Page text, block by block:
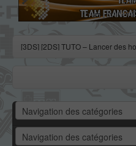
[3DS] [2DS] TUTO – Lancer des
[3DS] [2DS] TUTO - Utiliser
[3DS] [2DS] TUTO – Obtenir sa
DSiWare via Seedminer
[Vita] Firmware 3.71 : et un